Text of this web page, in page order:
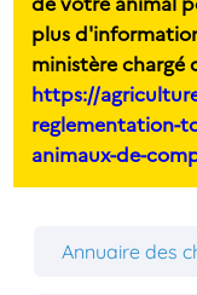
plus
ministère chargé
https://
reglementation-
animaux-de-
Annuaire des